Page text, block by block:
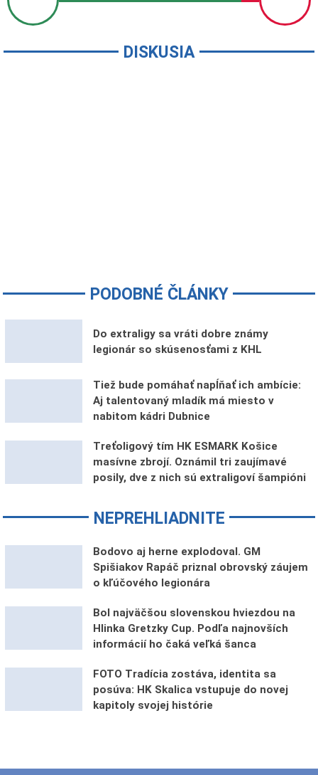
DISKUSIA
PODOBNÉ ČLÁNKY
Do extraligy sa vráti dobre známy
legionár so skúsenosťami z KHL
Tiež bude pomáhať napĺňať ich ambície:
Aj talentovaný mladík má miesto v
nabitom kádri Dubnice
Treťoligový tím HK ESMARK Košice
masívne zbrojí. Oznámil tri zaujímavé
posily, dve z nich sú extraligoví šampióni
NEPREHLIADNITE
Bodovo aj herne explodoval. GM
Spišiakov Rapáč priznal obrovský záujem
o kľúčového legionára
Bol najväčšou slovenskou hviezdou na
Hlinka Gretzky Cup. Podľa najnovších
informácií ho čaká veľká šanca
FOTO Tradícia zostáva, identita sa
posúva: HK Skalica vstupuje do novej
kapitoly svojej histórie